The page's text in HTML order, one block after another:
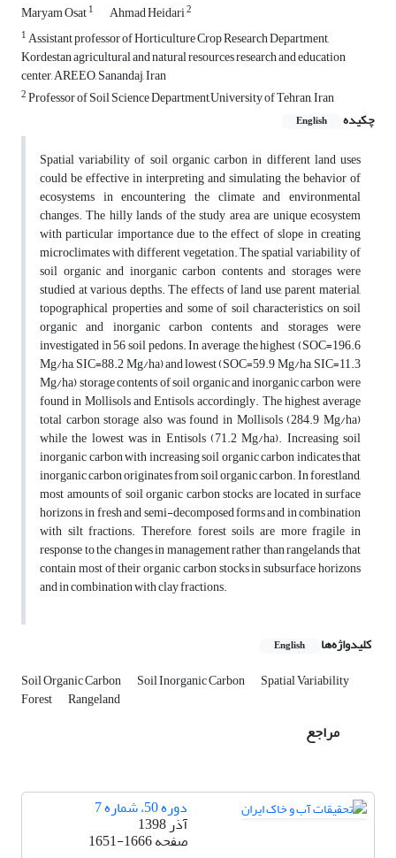
Maryam Osat1 Ahmad Heidari2
1Assistant professor of Horticulture Crop Research Department,
Kordestan agricultural and natural resources research and education
center, AREEO, Sanandaj, Iran
2Professor of Soil Science Department,University of Tehran, Iran
چکیده
English
Spatial variability of soil organic carbon in different land uses
could be effective in interpreting and simulating the behavior of
ecosystems in encountering the climate and environmental
changes. The hilly lands of the study area are unique ecosystem
with particular importance due to the effect of slope in creating
microclimates with different vegetation. The spatial variability of
soil organic and inorganic carbon contents and storages were
studied at various depths. The effects of land use, parent material,
topographical properties and some of soil characteristics on soil
organic and inorganic carbon contents and storages were
investigated in 56 soil pedons. In average, the highest (SOC=196.6
Mg/ha, SIC=88.2 Mg/ha) and lowest (SOC=59.9 Mg/ha, SIC=11.3
Mg/ha) storage contents of soil organic and inorganic carbon were
found in Mollisols and Entisols, accordingly. The highest average
total carbon storage also was found in Mollisols (284.9 Mg/ha)
while the lowest was in Entisols (71.2 Mg/ha). Increasing soil
inorganic carbon with increasing soil organic carbon indicates that
inorganic carbon originates from soil organic carbon. In forestland,
most amounts of soil organic carbon stocks are located in surface
horizons, in fresh and semi-decomposed forms and in combination
with silt fractions. Therefore, forest soils are more fragile in
response to the changes in management rather than rangelands that
contain most of their organic carbon stocks in subsurface horizons
and in combination with clay fractions.
کلیدواژه‌ها English
Soil Organic Carbon Soil Inorganic Carbon Spatial Variability
Forest Rangeland
مراجع
دوره 50، شماره 7
آذر 1398
صفحه1651-1666